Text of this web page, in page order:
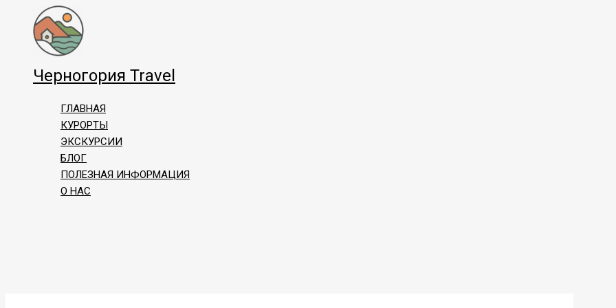
Перейти
содержимому
Черногория Travel
ГЛАВНАЯ
КУРОРТЫ
ЭКСКУРСИИ
БЛОГ
ПОЛЕЗНАЯ ИНФОРМАЦИЯ
О НАС